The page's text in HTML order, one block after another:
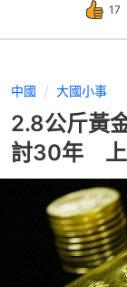
17
中國 大國小事
2.8公斤黃
討30年 上